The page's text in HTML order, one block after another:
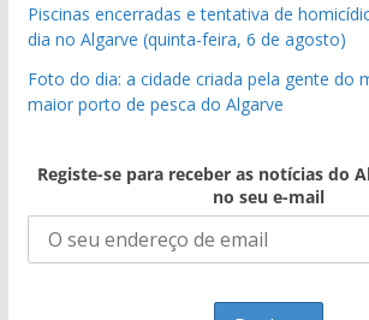
Piscinas encerradas e tentativa de
dia no Algarve (quinta-feira, 6 de agosto)
Foto do dia: a cidade criada pela gente do
maior porto de pesca do Algarve
Registe-se para receber as notícias do
no seu e-mail